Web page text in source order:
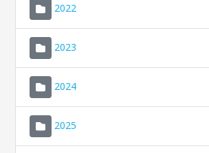
2022
2023
2024
2025